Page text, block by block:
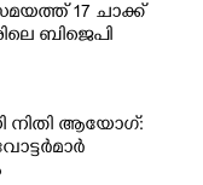
17 ചാക്ക്
ബിജെപി
നിതി ആയോഗ്: